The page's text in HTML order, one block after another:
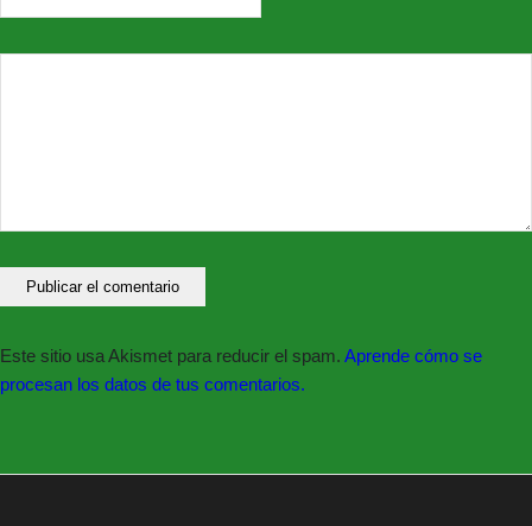
Este sitio usa Akismet para reducir el spam. Aprende cómo se
procesan los datos de tus comentarios.